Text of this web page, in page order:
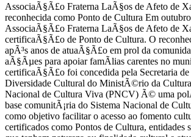
AssociaÃ§Ã£o Fraterna LaÃ§os de Afeto de
reconhecida como Ponto de Cultura Em
AssociaÃ§Ã£o Fraterna LaÃ§os de Afeto de
certificaÃ§Ã£o de Ponto de Cultura. O
apÃ³s anos de atuaÃ§Ã£o em prol da
aÃ§Ãµes para apoiar famÃ­lias carentes no
certificaÃ§Ã£o foi concedida pela Secretaria
Diversidade Cultural do MinistÃ©rio da
Nacional de Cultura Viva (PNCV) Ã© uma
base comunitÃ¡ria do Sistema Nacional de
como objetivo facilitar o acesso ao fomento
certificados como Pontos de Cultura, entidades